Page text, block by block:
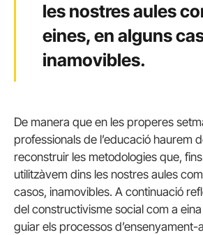
les nostres aules
eines, en alguns
inamovibles.
De manera que en les properes
professionals de l’educació haurem
reconstruir les metodologies que,
utilitzàvem dins les nostres aules
casos, inamovibles. A continuació
del constructivisme social com a
guiar els processos